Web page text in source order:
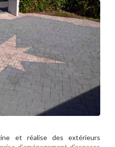
et réalise des extérieurs